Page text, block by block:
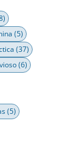
(5)
(37)
(6)
(5)